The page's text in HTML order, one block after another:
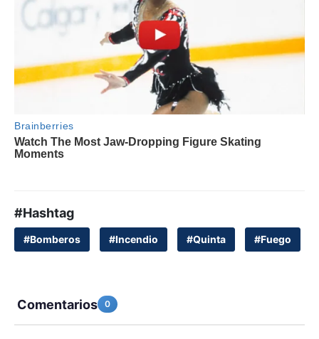
#Hashtag
#Bomberos #Incendio #Quinta #Fuego
Comentarios 0